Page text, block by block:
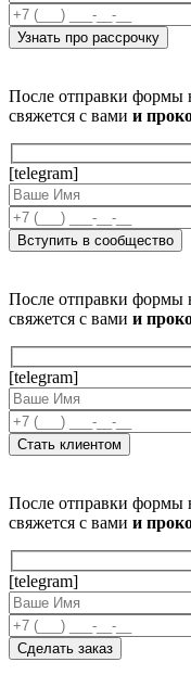
После отправки формы
свяжется с вами и
[telegram]
После отправки формы
свяжется с вами и
[telegram]
После отправки формы
свяжется с вами и
[telegram]